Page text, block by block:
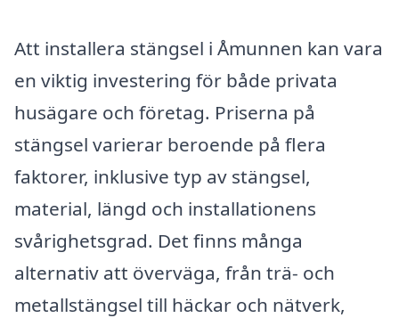
Att installera stängsel i Åmunnen kan vara
en viktig investering för både privata
husägare och företag. Priserna på
stängsel varierar beroende på flera
faktorer, inklusive typ av stängsel,
material, längd och installationens
svårighetsgrad. Det finns många
alternativ att överväga, från trä- och
metallstängsel till häckar och nätverk,